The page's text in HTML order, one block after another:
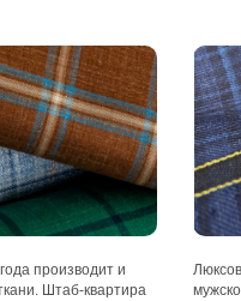
производит и
Штаб-квартира